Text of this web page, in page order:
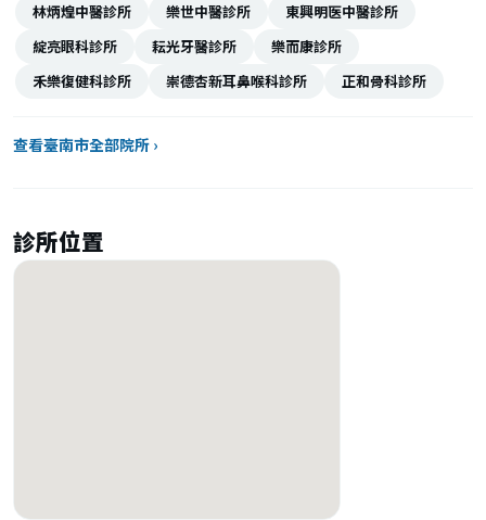
林炳煌中醫診所
樂世中醫診所
東興明医中醫診所
綻亮眼科診所
耘光牙醫診所
樂而康診所
禾樂復健科診所
崇德杏新耳鼻喉科診所 正和骨科診所
查看臺南市全部院所 ›
診所位置